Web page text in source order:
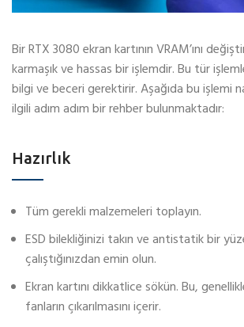
Bir RTX 3080 ekran kartının VRAM’ını
karmaşık ve hassas bir işlemdir. Bu tür
bilgi ve beceri gerektirir. Aşağıda bu işlemi
ilgili adım adım bir rehber bulunmaktadır:
Hazırlık
Tüm gerekli malzemeleri toplayın.
ESD bilekliğinizi takın ve antistatik bir
çalıştığınızdan emin olun.
Ekran kartını dikkatlice sökün. Bu,
fanların çıkarılmasını içerir.